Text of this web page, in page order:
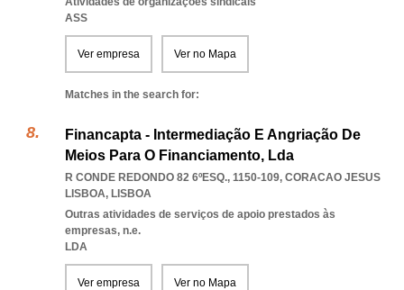
ASS
Ver empresa Ver no Mapa
Matches in the search for:
Financapta - Intermediação E Angriação De
Meios Para O Financiamento, Lda
R CONDE REDONDO 82 6ºESQ., 1150-109, CORACAO JESUS
LISBOA, LISBOA
Outras atividades de serviços de apoio prestados às
empresas, n.e.
LDA
Ver empresa Ver no Mapa